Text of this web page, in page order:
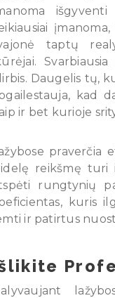
išgyventi
taptų
Daugelis tų,
kad
ir bet kurioje
praverčia
reikšmę turi
rungtynių
kuris
ir patirtus